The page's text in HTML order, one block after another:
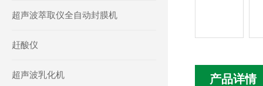
产品详情
超声波萃取仪全自动封膜机
赶酸仪
超声波乳化机